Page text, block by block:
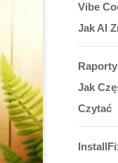
Vibe
Jak AI
Jak
Czytać